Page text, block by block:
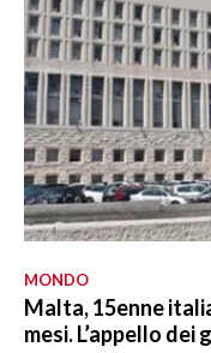
MONDO
Malta, 15enne
mesi. L’appello dei